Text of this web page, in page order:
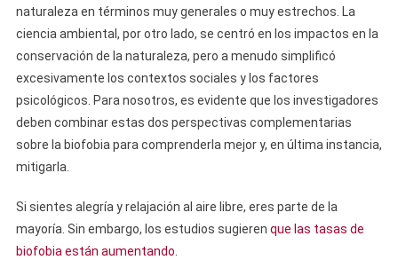
naturaleza en términos muy generales o muy estrechos. La
ciencia ambiental, por otro lado, se centró en los impactos en la
conservación de la naturaleza, pero a menudo simplificó
excesivamente los contextos sociales y los factores
psicológicos. Para nosotros, es evidente que los investigadores
deben combinar estas dos perspectivas complementarias
sobre la biofobia para comprenderla mejor y, en última instancia,
mitigarla.
Si sientes alegría y relajación al aire libre, eres parte de la
mayoría. Sin embargo, los estudios sugieren que las tasas de
biofobia están aumentando